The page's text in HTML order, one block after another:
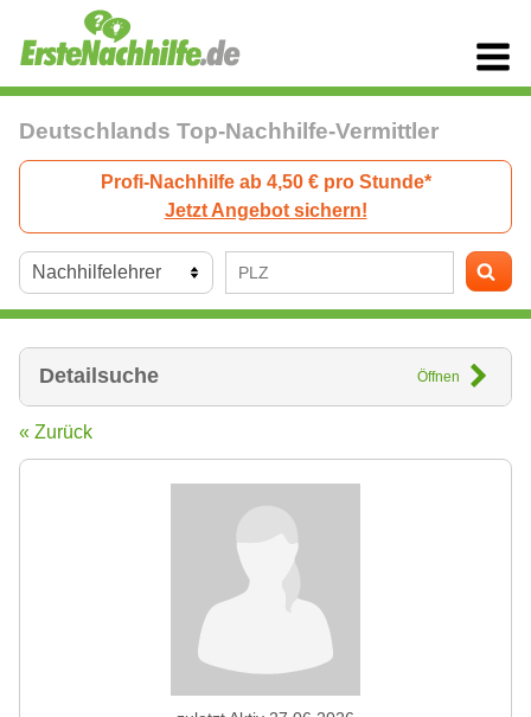
Deutschlands Top-Nachhilfe-Vermittler
Profi-Nachhilfe ab 4,50 € pro Stunde*
Jetzt Angebot sichern!
Detailsuche Öffnen
« Zurück